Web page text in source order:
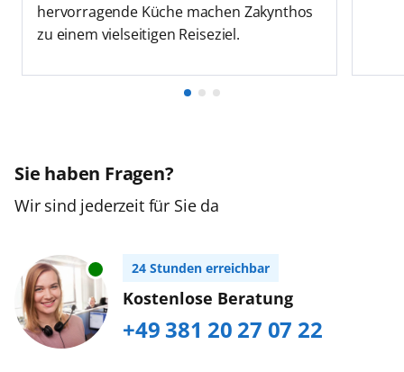
hervorragende Küche machen Zakynthos
zu einem vielseitigen Reiseziel.
Sie haben Fragen?
Wir sind jederzeit für Sie da
24 Stunden erreichbar
Kostenlose Beratung
+49 381 20 27 07 22